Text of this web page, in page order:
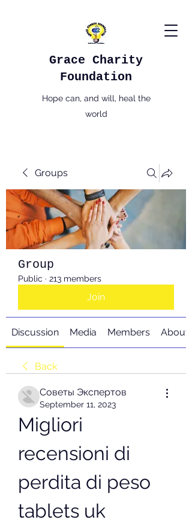
Grace Charity
Foundation
Hope can, and will, heal the
world
Groups
Group
Public · 213 members
Join
Discussion Media Members About
Back
Советы Экспертов
September 11, 2023
Migliori
recensioni di
perdita di peso
tablets uk